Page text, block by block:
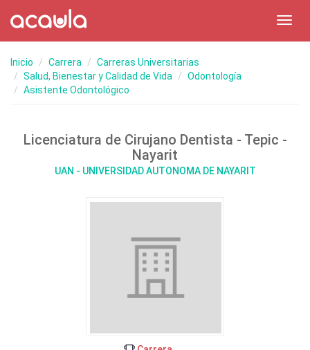
Inicio Carrera
Carreras Universitarias
Salud, Bienestar y Calidad de Vida
Odontología
Asistente Odontológico
Licenciatura de Cirujano Dentista - Tepic -
Nayarit
UAN - UNIVERSIDAD AUTONOMA DE NAYARIT